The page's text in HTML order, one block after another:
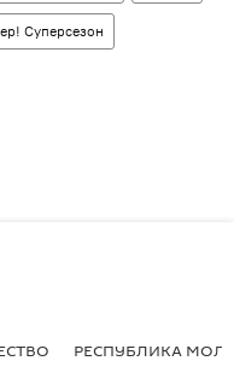
Суперсезон
РЕСПУБЛИКА